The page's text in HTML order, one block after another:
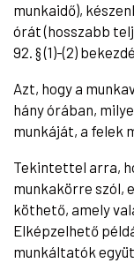
munkaidő),
órát (hosszabb
92. § (1)-(2)
Azt, hogy a
hány órában,
munkáját, a felek
Tekintettel arra,
munkakörre szól,
köthető, amely
Elképzelhető
munkáltatók